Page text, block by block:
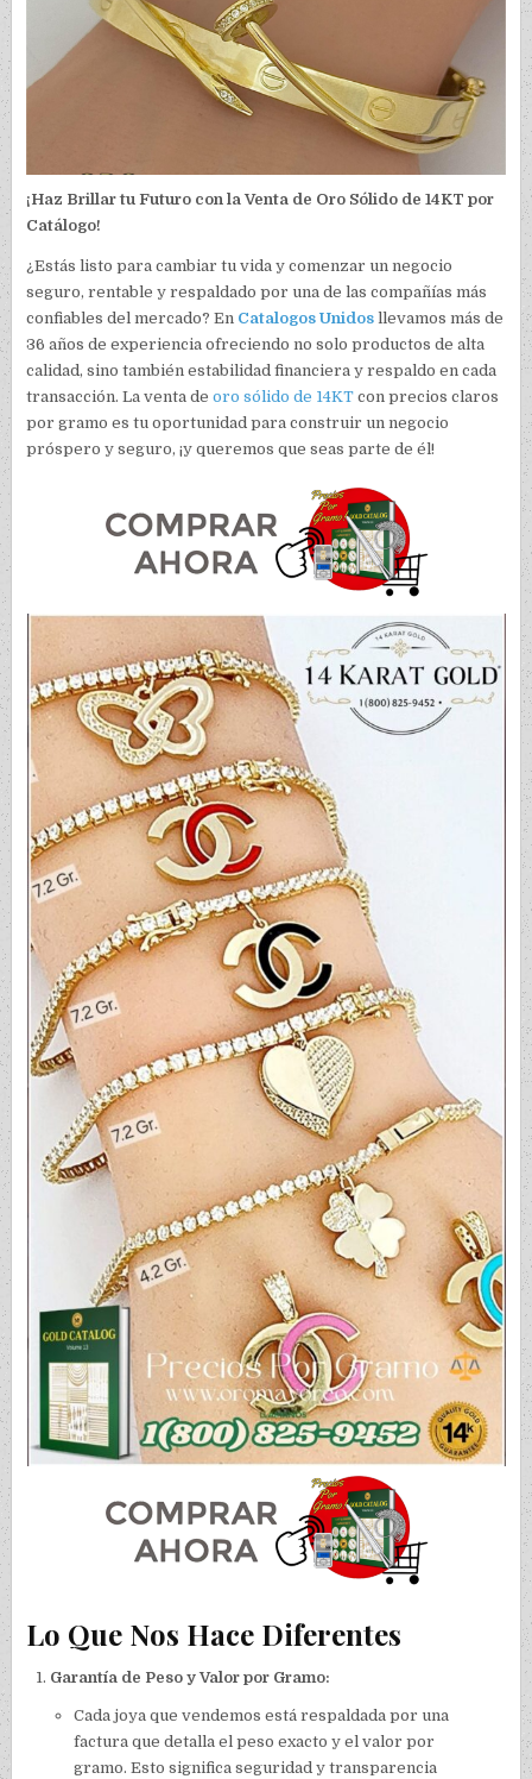
¡Haz Brillar tu Futuro con la Venta de Oro Sólido de 14KT por
Catálogo!
¿Estás listo para cambiar tu vida y comenzar un negocio
seguro, rentable y respaldado por una de las compañías más
confiables del mercado? En Catalogos Unidos llevamos más de
36 años de experiencia ofreciendo no solo productos de alta
calidad, sino también estabilidad financiera y respaldo en cada
transacción. La venta deoro sólido de 14KT con precios claros
por gramo es tu oportunidad para construir un negocio
próspero y seguro, ¡y queremos que seas parte de él!
Lo Que Nos Hace Diferentes
Garantía de Peso y Valor por Gramo:
Cada joya que vendemos está respaldada por una
factura que detalla el peso exacto y el valor por
gramo. Esto significa seguridad y transparencia